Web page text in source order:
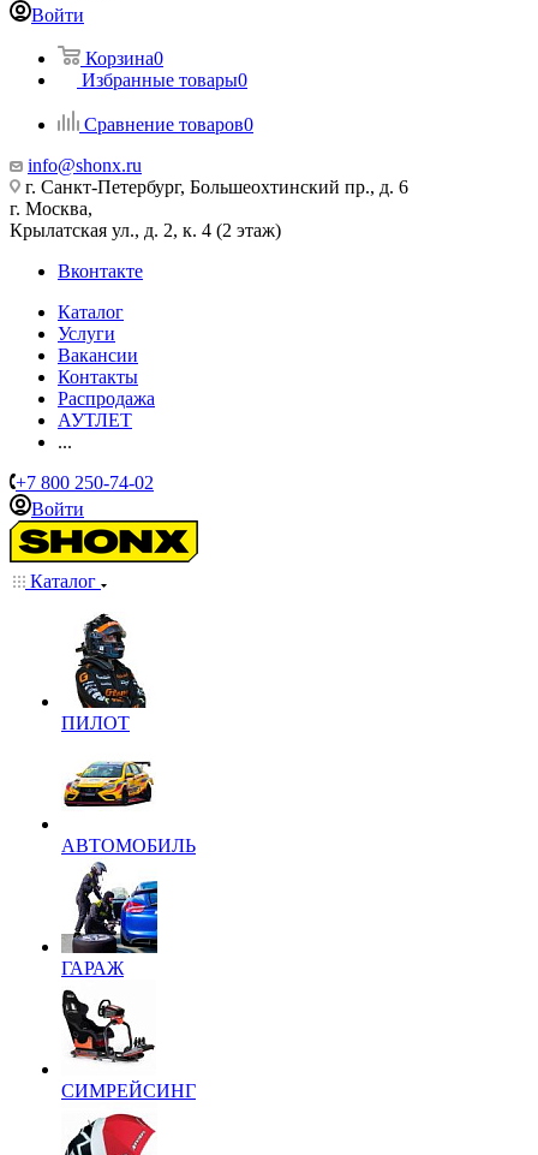
Войти
Корзина0
Избранные товары0
Сравнение товаров0
info@shonx.ru
г. Санкт-Петербург, Большеохтинский пр., д. 6
г. Москва,
Крылатская ул., д. 2, к. 4 (2 этаж)
Вконтакте
Каталог
Услуги
Вакансии
Контакты
Распродажа
АУТЛЕТ
...
+7 800 250-74-02
Войти
Каталог
ПИЛОТ
АВТОМОБИЛЬ
ГАРАЖ
СИМРЕЙСИНГ